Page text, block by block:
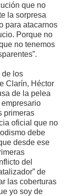
que no
la sorpresa
para atacarnos
Porque no
no tenemos
de los
Clarín, Héctor
de la pelea
primeras
oficial que no
debe
desde ese
del
de
las coberturas
yo soy de